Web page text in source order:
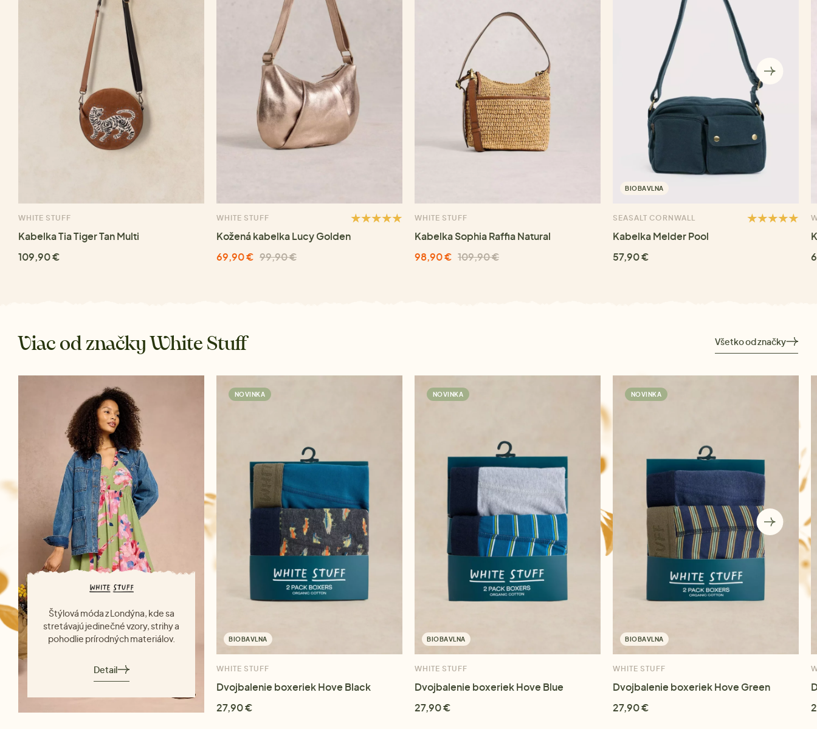
WHITE STUFF
Kabelka Tia Tiger Tan Multi
109,90 €
WHITE STUFF
Kožená kabelka Lucy Golden
69,90 € 99,90 €
WHITE STUFF
Kabelka Sophia Raffia Natural
98,90 € 109,90 €
BIOBAVLNA
SEASALT CORNWALL
Kabelka Melder Pool
57,90 €
Viac od značky White Stuff Všetko od značky
Štýlová móda z Londýna, kde sa
stretávajú jedinečné vzory, strihy a
pohodlie prírodných materiálov.
Detail
NOVINKA
BIOBAVLNA
WHITE STUFF
Dvojbalenie boxeriek Hove Black
27,90 €
NOVINKA
BIOBAVLNA
WHITE STUFF
Dvojbalenie boxeriek Hove Blue
27,90 €
NOVINKA
BIOBAVLNA
WHITE STUFF
Dvojbalenie boxeriek Hove Green
27,90 €